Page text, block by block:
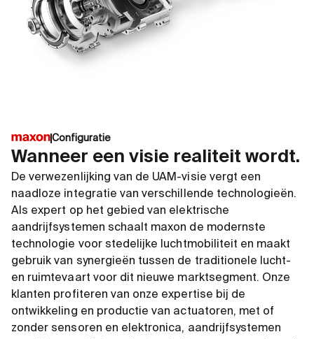
Configuratie
Wanneer een visie realiteit wordt.
De verwezenlijking van de UAM-visie vergt een
naadloze integratie van verschillende technologieën.
Als expert op het gebied van elektrische
aandrijfsystemen schaalt maxon de modernste
technologie voor stedelijke luchtmobiliteit en maakt
gebruik van synergieën tussen de traditionele lucht-
en ruimtevaart voor dit nieuwe marktsegment. Onze
klanten profiteren van onze expertise bij de
ontwikkeling en productie van actuatoren, met of
zonder sensoren en elektronica, aandrijfsystemen